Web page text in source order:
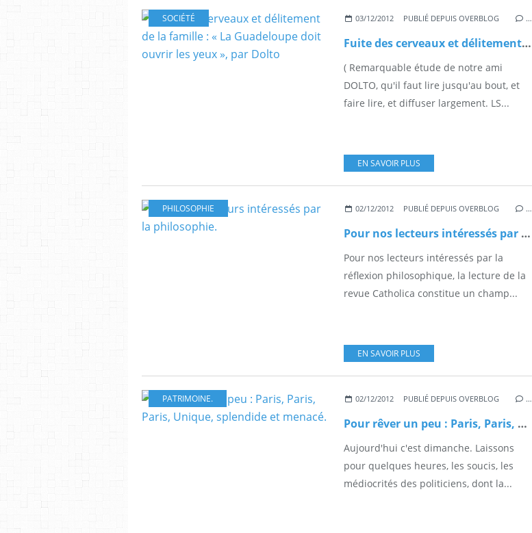
SOCIÉTÉ 03/12/2012 PUBLIÉ DEPUIS OVERBLOG …
Fuite des cerveaux et délitement de la famille : « La Guadeloupe doit ouvrir les yeux », par Dolto
( Remarquable étude de notre ami
DOLTO, qu'il faut lire jusqu'au bout, et
faire lire, et diffuser largement. LS...
EN SAVOIR PLUS
PHILOSOPHIE 02/12/2012 PUBLIÉ DEPUIS OVERBLOG …
Pour nos lecteurs intéressés par la philosophie.
Pour nos lecteurs intéressés par la
réflexion philosophique, la lecture de la
revue Catholica constitue un champ...
EN SAVOIR PLUS
PATRIMOINE. 02/12/2012 PUBLIÉ DEPUIS OVERBLOG …
Pour rêver un peu : Paris, Paris, Paris, Unique, splendide et menacé.
Aujourd'hui c'est dimanche. Laissons
pour quelques heures, les soucis, les
médiocrités des politiciens, dont la...